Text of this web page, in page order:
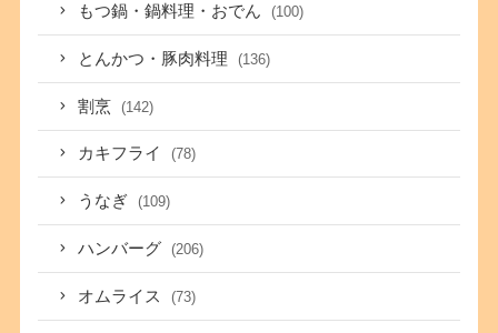
もつ鍋・鍋料理・おでん (100)
とんかつ・豚肉料理 (136)
割烹 (142)
カキフライ (78)
うなぎ (109)
ハンバーグ (206)
オムライス (73)